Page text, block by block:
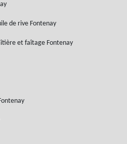
de rive Fontenay
et faîtage Fontenay